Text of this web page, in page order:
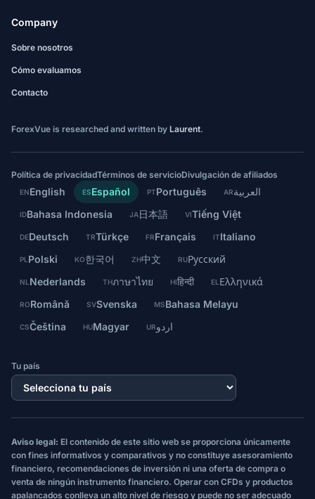
Company
Sobre nosotros
Cómo evaluamos
Contacto
ForexVue is researched and written by Laurent.
Política de privacidadTérminos de servicioDivulgación de afiliados
ENEnglish ESEspañol PTPortuguês ARالعربية
IDBahasa Indonesia JA日本語 VITiếng Việt
DEDeutsch TRTürkçe FRFrançais ITItaliano
PL Polski KO한국어 ZH中文 RUРусский
NL Nederlands THภาษาไทย HIहिन्दी EL Ελληνικά
RORomână SVSvenska MSBahasa Melayu
CSČeština HUMagyar URاردو
Tu país
Aviso legal: El contenido de este sitio web se proporciona únicamente
con fines informativos y comparativos y no constituye asesoramiento
financiero, recomendaciones de inversión ni una oferta de compra o
venta de ningún instrumento financiero. Operar con CFDs y productos
apalancados conlleva un alto nivel de riesgo y puede no ser adecuado